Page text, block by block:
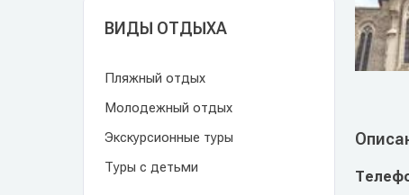
ВИДЫ ОТДЫХА
Пляжный отдых
Молодежный отдых
Экскурсионные туры
Туры с детьми